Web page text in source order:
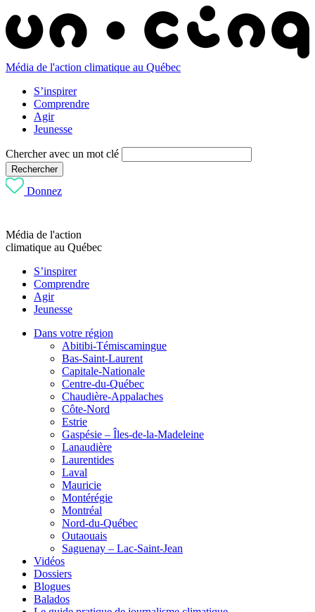
Média de l'action climatique au Québec
S’inspirer
Comprendre
Agir
Jeunesse
Chercher avec un mot clé
Rechercher
Donnez
Média de l'action
climatique au Québec
S’inspirer
Comprendre
Agir
Jeunesse
Dans votre région
Abitibi-Témiscamingue
Bas-Saint-Laurent
Capitale-Nationale
Centre-du-Québec
Chaudière-Appalaches
Côte-Nord
Estrie
Gaspésie – Îles-de-la-Madeleine
Lanaudière
Laurentides
Laval
Mauricie
Montérégie
Montréal
Nord-du-Québec
Outaouais
Saguenay – Lac-Saint-Jean
Vidéos
Dossiers
Blogues
Balados